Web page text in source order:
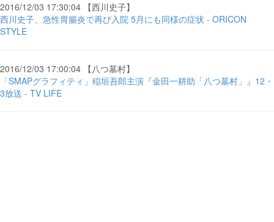
2016/12/03 17:30:04 【西川史子】
西川史子、急性胃腸炎で再び入院 5月にも同様の症状 - ORICON
STYLE
2016/12/03 17:00:04 【八つ墓村】
「SMAPグラフィティ」稲垣吾郎主演『金田一耕助「八つ墓村」』12・
3放送 - TV LIFE